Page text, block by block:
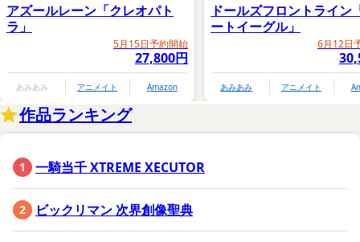
アズールレーン「クレオパト
ラ」
5月15日予約開始
27,800円
あみあみ アニメイト Amazon
ドールズフロントライン
ートイーグル」
6月12日
あみあみ アニメイト
作品ランキング
一騎当千 XTREME XECUTOR
ビックリマン 次界創像聖典